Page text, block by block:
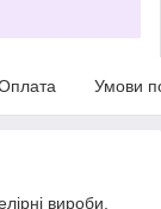
Умови
вироби,